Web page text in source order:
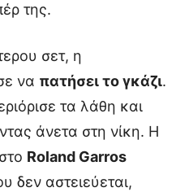
της.
σετ, η
να πατήσει το γκάζι.
τα λάθη και
άνετα στη νίκη. Η
Roland Garros
δεν αστειεύεται,